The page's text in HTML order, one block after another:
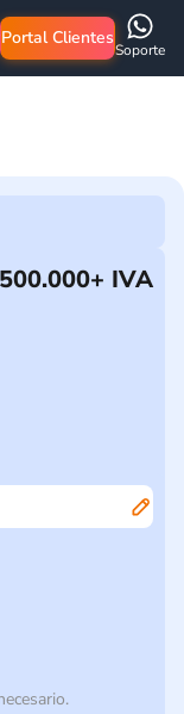
Portal Clientes
Soporte
+ IVA